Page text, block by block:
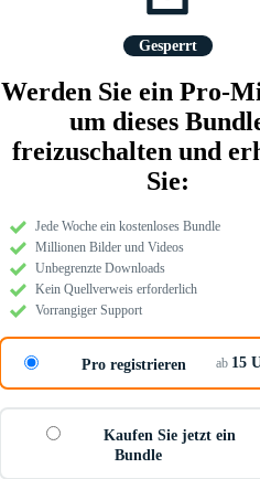
Gesperrt
Werden Sie ein Pro-
um dieses
freizuschalten und
Sie:
Jede Woche ein kostenloses Bundle
Millionen Bilder und Videos
Unbegrenzte Downloads
Kein Quellverweis erforderlich
Vorrangiger Support
Pro registrieren ab 15
Kaufen Sie jetzt ein
Bundle